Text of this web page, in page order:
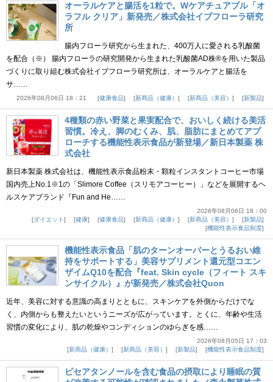
オーラルケアと腸活を1粒で。Wケアチュアブル「オ
ラフル クリア」新発売／株式会社イブフローラ研究
所
腸内フローラ研究から生まれた、400万人に愛される乳酸菌
を配合（※） 腸内フローラの研究開発から生まれた乳酸菌AD株®を用いた製品
づくりに取り組む株式会社イブフローラ研究所は、オーラルケアと腸活を
サ……
2026年08月06日 18：21 健康食品 新商品（健康） 新商品（美容） 新製品
4種類の赤い野菜と果実配合で、おいしく続ける美活
習慣。冷え、脚のむくみ、肌、脂肪にまとめてアプ
ローチする機能性表示食品が新登場／新日本製薬 株
式会社
新日本製薬 株式会社は、機能性表示食品粉末・顆粒インスタントコーヒー市場
国内売上No.1※1の「Slimore Coffee（スリモアコーヒー）」などを展開するヘ
ルスケアブランド『Fun and He……
2026年08月06日 18：00
ダイエット
健康 健康食品 新商品（健康） 新商品（美容）
新製品
機能性表示食品制度
機能性表示食品「肌のターンオーバーとうるおい維
持をサポートする」美容サプリメント還元型コエン
ザイムQ10を配合『feat. Skin cycle（フィート スキ
ンサイクル）』が新発売／株式会社Quon
近年、美容に対する意識の高まりとともに、スキンケアを外側からだけでな
く、内側からも整えたいというニーズが広がっています。とくに、年齢や生活
習慣の変化により、肌の乾燥やコンディションのゆらぎを感……
2026年08月05日 17：03
新商品（健康）
新商品（美容） 新製品 機能性表示食品制度
ピセアタンノールを含む食品の摂取により睡眠の質